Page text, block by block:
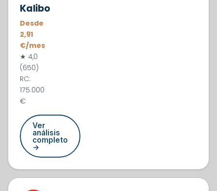
Kalibo
Desde
2,91
€/mes
★ 4,0
(650)
RC:
175.000
€
Ver
análisis
completo
→